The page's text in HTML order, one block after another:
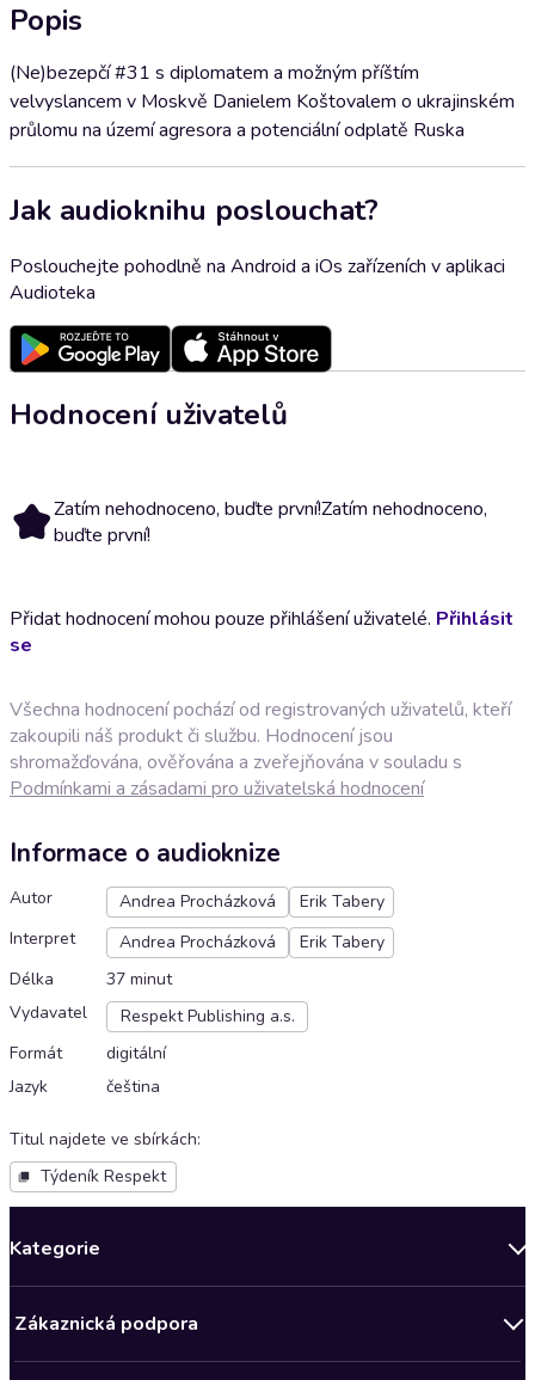
Popis
(Ne)bezepčí #31 s diplomatem a možným příštím
velvyslancem v Moskvě Danielem Koštovalem o ukrajinském
průlomu na území agresora a potenciální odplatě Ruska
Jak audioknihu poslouchat?
Poslouchejte pohodlně na Android a iOs zařízeních v aplikaci
Audioteka
Hodnocení uživatelů
Zatím nehodnoceno, buďte první!Zatím nehodnoceno,
buďte první!
Přidat hodnocení mohou pouze přihlášení uživatelé. Přihlásit
se
Všechna hodnocení pochází od registrovaných uživatelů, kteří
zakoupili náš produkt či službu. Hodnocení jsou
shromažďována, ověřována a zveřejňována v souladu s
Podmínkami a zásadami pro uživatelská hodnocení
Informace o audioknize
Autor Andrea Procházková
Erik Tabery
Interpret
Andrea Procházková
Erik Tabery
Délka
37 minut
Vydavatel
Respekt Publishing a.s.
Formát
digitální
Jazyk
čeština
Titul najdete ve sbírkách:
Týdeník Respekt
Kategorie
Bestsellery měsíce
Zákaznická podpora